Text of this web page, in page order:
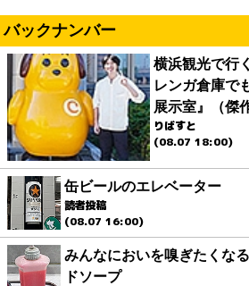
バックナンバー
横浜観光で行
レンガ倉庫で
展示室』（傑
りばすと
(08.07 18:00)
缶ビールのエレベーター
読者投稿
(08.07 16:00)
みんなにおいを嗅ぎたくな
ドソープ